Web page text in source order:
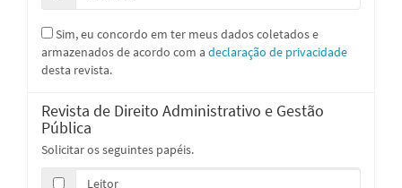
armazenados de acordo com a declaração de privacidade
desta revista.
Revista de Direito Administrativo e Gestão
Pública
Solicitar os seguintes papéis.
Leitor